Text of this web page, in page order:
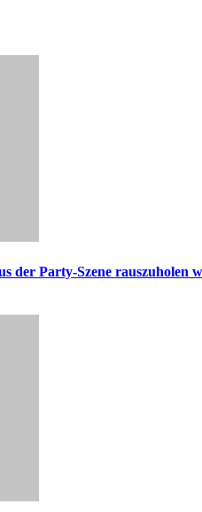
der Party-Szene rauszuholen